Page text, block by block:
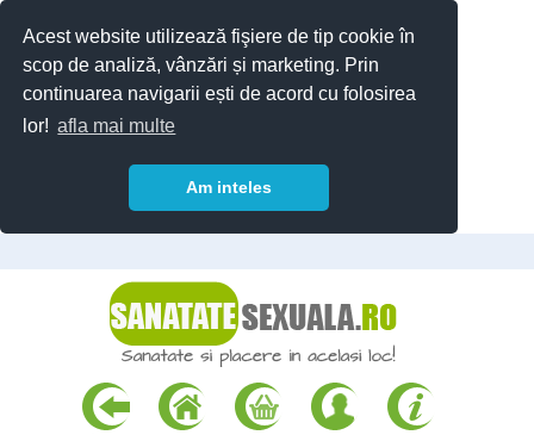
Acest website utilizează fişiere de tip cookie în
scop de analiză, vânzări și marketing. Prin
continuarea navigarii ești de acord cu folosirea
lor! afla mai multe
Am inteles